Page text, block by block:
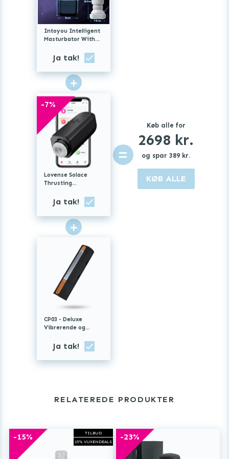
Intoyou Intelligent
Masturbator With
Movement
Ja tak!
+
-7%
Lovense Solace
Thrusting
Ja tak!
+
CP03 - Deluxe
Vibrerende og
Automatisk
Masturbator +
Adapter
Ja tak!
=
Køb alle for
2698 kr.
og spar389 kr.
KØB ALLE
RELATEREDE PRODUKTER
TILBUD
15% VUXENDEALS
-15% -23%